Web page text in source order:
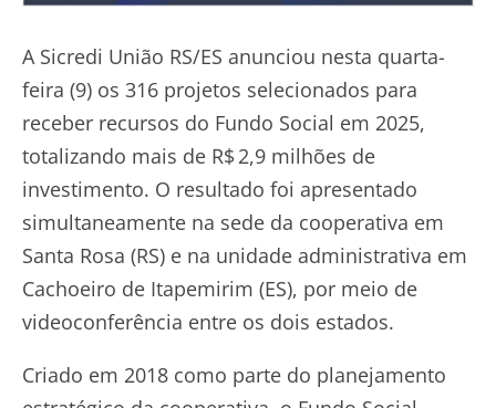
A Sicredi União RS/ES anunciou nesta quarta-
feira (9) os 316 projetos selecionados para
receber recursos do Fundo Social em 2025,
totalizando mais de R$ 2,9 milhões de
investimento. O resultado foi apresentado
simultaneamente na sede da cooperativa em
Santa Rosa (RS) e na unidade administrativa em
Cachoeiro de Itapemirim (ES), por meio de
videoconferência entre os dois estados.
Criado em 2018 como parte do planejamento